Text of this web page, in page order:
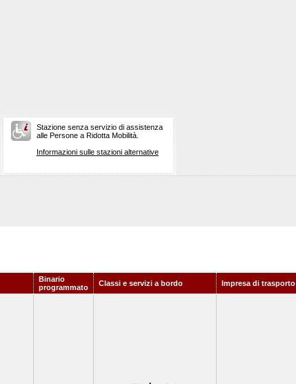
Stazione senza servizio di assistenza
alle Persone a Ridotta Mobilità.
Informazioni sulle stazioni alternative
Binario
programmato
Classi e servizi a bordo Impresa di trasporto